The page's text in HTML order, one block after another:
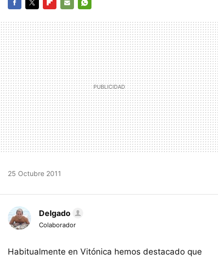
MAIL
25 Octubre 2011
Delgado
Colaborador
Habitualmente en Vitónica hemos destacado que